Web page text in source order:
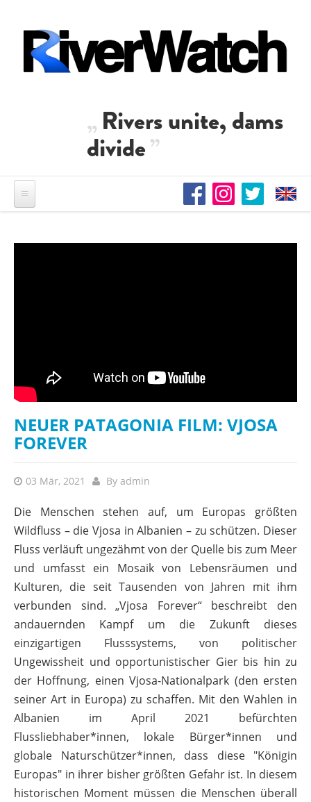
Rivers unite, dams
divide
NEUER PATAGONIA FILM: VJOSA
FOREVER
03 Mär, 2021 By admin
Die Menschen stehen auf, um Europas größten
Wildfluss – die Vjosa in Albanien – zu schützen. Dieser
Fluss verläuft ungezähmt von der Quelle bis zum Meer
und umfasst ein Mosaik von Lebensräumen und
Kulturen, die seit Tausenden von Jahren mit ihm
verbunden sind. „Vjosa Forever“ beschreibt den
andauernden Kampf um die Zukunft dieses
einzigartigen Flusssystems, von politischer
Ungewissheit und opportunistischer Gier bis hin zu
der Hoffnung, einen Vjosa-Nationalpark (den ersten
seiner Art in Europa) zu schaffen. Mit den Wahlen in
Albanien im April 2021 befürchten
Flussliebhaber*innen, lokale Bürger*innen und
globale Naturschützer*innen, dass diese "Königin
Europas" in ihrer bisher größten Gefahr ist. In diesem
historischen Moment müssen die Menschen überall